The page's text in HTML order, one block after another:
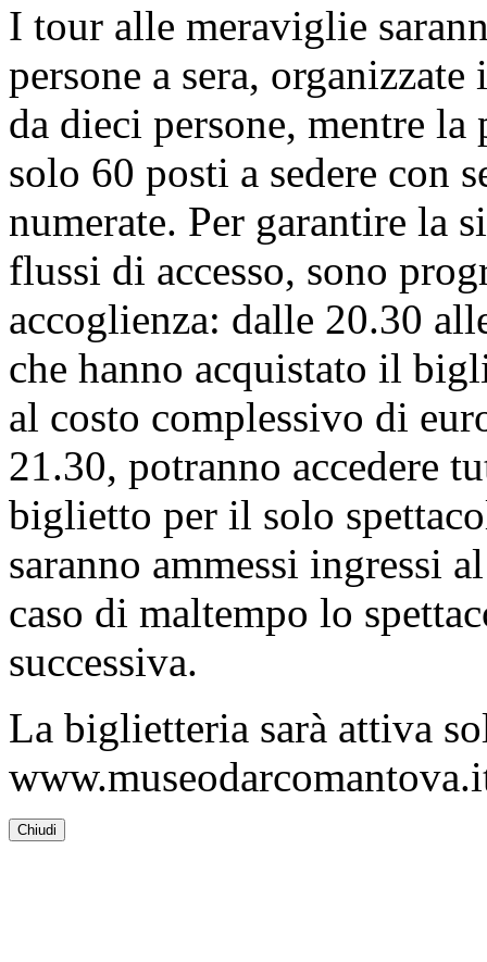
I tour alle meraviglie
persone a sera,
da dieci persone, mentre la
solo 60 posti a sedere con
numerate. Per garantire la
flussi di accesso, sono
accoglienza: dalle 20.30
che hanno acquistato il
al costo complessivo di
21.30, potranno accedere
biglietto per il solo
saranno ammessi ingressi
caso di maltempo lo
successiva.
La biglietteria sarà attiva
Chiudi